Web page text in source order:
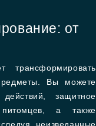
от
трансформировать
Вы можете
защитное
а также